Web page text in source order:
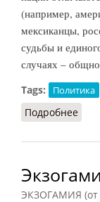
(например,
мексиканцы,
судьбы и
случаях –
Tags: Политика
Подробнее
ЭКЗОГАМИЯ (от